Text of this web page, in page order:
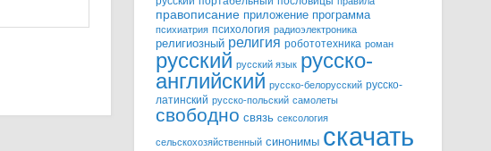
правописание приложение программа
психиатрия психология радиоэлектроника
религиозный религия робототехника роман
русский русский язык русско-
английский русско-белорусский русско-
латинский русско-польский самолеты
свободно связь сексология
сельскохозяйственный синонимы скачать